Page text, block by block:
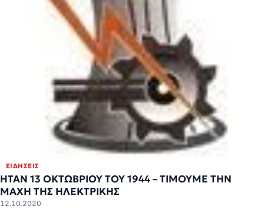
ΕΙΔΉΣΕΙΣ
ΗΤΑΝ 13 ΟΚΤΩΒΡΙΟΥ ΤΟΥ 1944 – ΤΙΜΟΥΜΕ ΤΗΝ
ΜΑΧΗ ΤΗΣ ΗΛΕΚΤΡΙΚΗΣ
12.10.2020